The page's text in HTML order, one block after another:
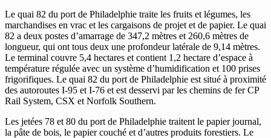
Le quai 82 du port de Philadelphie traite les fruits et légumes, les
marchandises en vrac et les cargaisons de projet et de papier. Le quai
82 a deux postes d’amarrage de 347,2 mètres et 260,6 mètres de
longueur, qui ont tous deux une profondeur latérale de 9,14 mètres.
Le terminal couvre 5,4 hectares et contient 1,2 hectare d’espace à
température régulée avec un système d’humidification et 100 prises
frigorifiques. Le quai 82 du port de Philadelphie est situé à proximité
des autoroutes I-95 et I-76 et est desservi par les chemins de fer CP
Rail System, CSX et Norfolk Southern.
Les jetées 78 et 80 du port de Philadelphie traitent le papier journal,
la pâte de bois, le papier couché et d’autres produits forestiers. Le